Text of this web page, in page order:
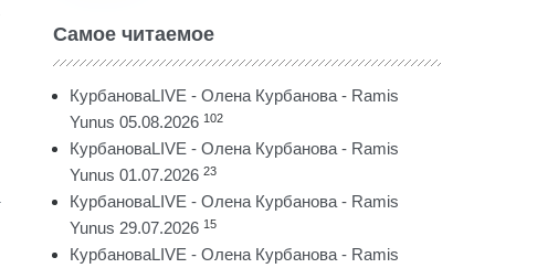
Самое читаемое
КурбановаLIVE - Олена Курбанова - Ramis
Yunus 05.08.2026 102
КурбановаLIVE - Олена Курбанова - Ramis
Yunus 01.07.2026 23
КурбановаLIVE - Олена Курбанова - Ramis
Yunus 29.07.2026 15
КурбановаLIVE - Олена Курбанова - Ramis